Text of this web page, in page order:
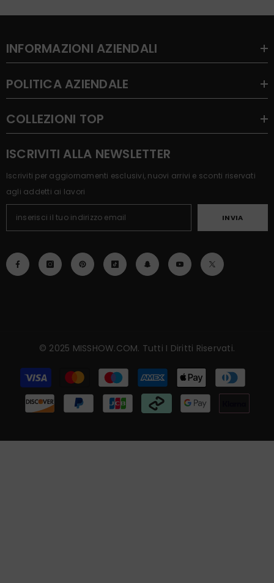
INFORMAZIONI AZIENDALI
POLITICA AZIENDALE
COLLEZIONI TOP
ISCRIVITI ALLA NEWSLETTER
Iscriviti per aggiornamenti esclusivi, nuovi arrivi e sconti riservati
agli addetti ai lavori
INVIA
© 2025 MISSHOW.COM. Tutti I Diritti Riservati.
Metodi
di
pagamento